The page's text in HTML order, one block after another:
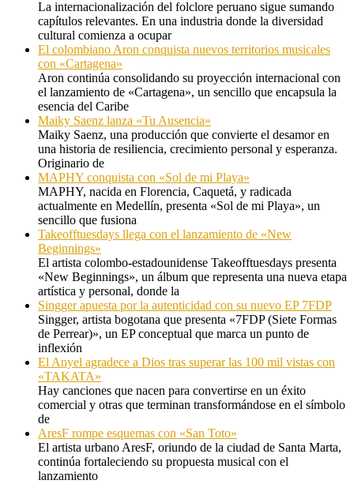
La internacionalización del folclore peruano sigue sumando
capítulos relevantes. En una industria donde la diversidad
cultural comienza a ocupar
El colombiano Aron conquista nuevos territorios musicales
con «Cartagena»
Aron continúa consolidando su proyección internacional con
el lanzamiento de «Cartagena», un sencillo que encapsula la
esencia del Caribe
Maiky Saenz lanza «Tu Ausencia»
Maiky Saenz, una producción que convierte el desamor en
una historia de resiliencia, crecimiento personal y esperanza.
Originario de
MAPHY conquista con «Sol de mi Playa»
MAPHY, nacida en Florencia, Caquetá, y radicada
actualmente en Medellín, presenta «Sol de mi Playa», un
sencillo que fusiona
Takeofftuesdays llega con el lanzamiento de «New
Beginnings»
El artista colombo-estadounidense Takeofftuesdays presenta
«New Beginnings», un álbum que representa una nueva etapa
artística y personal, donde la
Singger apuesta por la autenticidad con su nuevo EP 7FDP
Singger, artista bogotana que presenta «7FDP (Siete Formas
de Perrear)», un EP conceptual que marca un punto de
inflexión
El Anyel agradece a Dios tras superar las 100 mil vistas con
«TAKATA»
Hay canciones que nacen para convertirse en un éxito
comercial y otras que terminan transformándose en el símbolo
de
AresF rompe esquemas con «San Toto»
El artista urbano AresF, oriundo de la ciudad de Santa Marta,
continúa fortaleciendo su propuesta musical con el
lanzamiento